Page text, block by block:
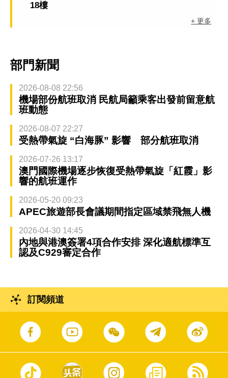
18樓
+ 更多
部門新聞
2026-08-08 22:56
機場部份航班取消 民航局籲乘客出發前留意航
班動態
2026-08-07 22:27
受熱帶氣旋 “白海豚” 影響 部分航班取消
2026-07-26 13:17
澳門國際機場逐步恢復受熱帶氣旋「紅霞」影
響的航班運作
2026-05-20 09:23
APEC旅遊部長會議期間指定區域禁飛無人機
2026-04-30 14:45
內地與港澳簽署4項合作安排 深化適航標準互
認及C929審定合作
訂閱頻道